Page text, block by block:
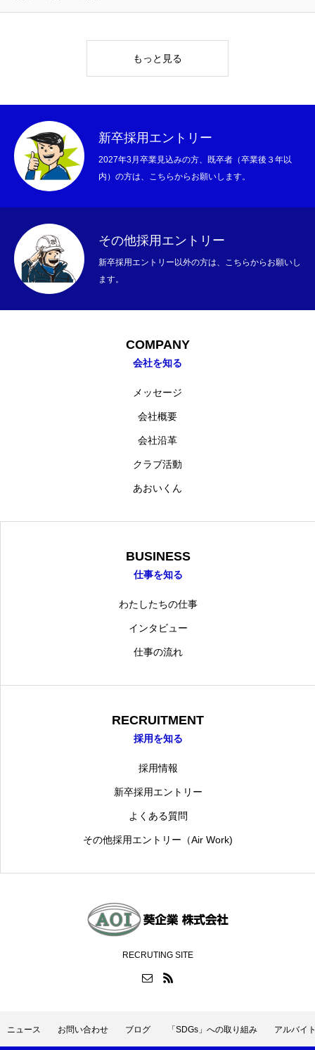
BUSINESS
COMPANY
RECRUITMENT
もっと見る
新卒採用エントリー
2027年3月卒業見込みの方、既卒者（卒業後３年以
内）の方は、こちらからお願いします。
その他採用エントリー
新卒採用エントリー以外の方は、こちらからお願いし
ます。
COMPANY
会社を知る
メッセージ
会社概要
会社沿革
クラブ活動
あおいくん
BUSINESS
仕事を知る
わたしたちの仕事
インタビュー
仕事の流れ
RECRUITMENT
採用を知る
採用情報
新卒採用エントリー
よくある質問
その他採用エントリー（Air Work)
RECRUTING SITE
ニュース お問い合わせ ブログ 「SDGs」への取り組み アルバイ